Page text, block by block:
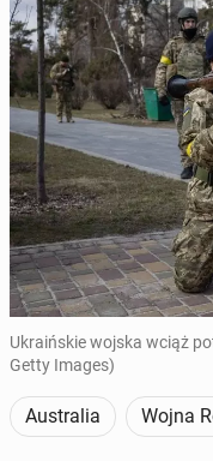
Ukraińskie wojska wciąż
Getty Images)
Australia Wojna